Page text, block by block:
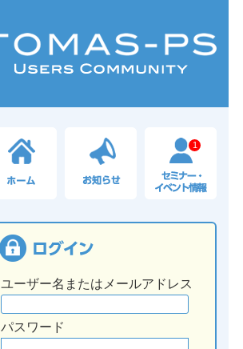
1
ユーザー名またはメールアドレス
パスワード